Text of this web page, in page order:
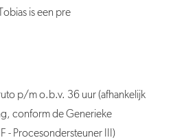
is een pre
p/m o.b.v. 36 uur (afhankelijk
conform de Generieke
- Procesondersteuner III)